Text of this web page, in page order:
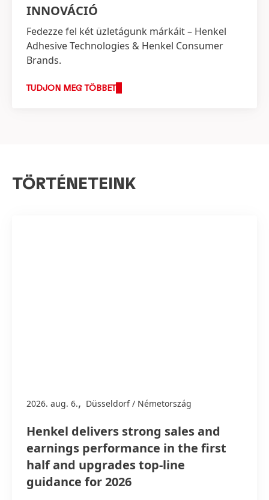
INNOVÁCIÓ
Fedezze fel két üzletágunk márkáit – Henkel
Adhesive Technologies & Henkel Consumer
Brands.
TUDJON MEG TÖBBET
TÖRTÉNETEINK
2026. aug. 6., Düsseldorf / Németország
Henkel delivers strong sales and
earnings performance in the first
half and upgrades top-line
guidance for 2026